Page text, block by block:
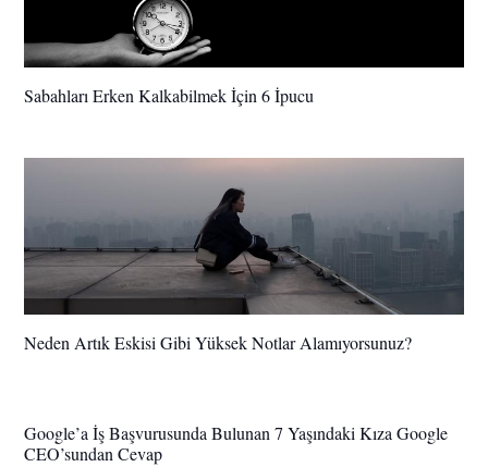
Sabahları Erken Kalkabilmek İçin 6 İpucu
Neden Artık Eskisi Gibi Yüksek Notlar Alamıyorsunuz?
Google’a İş Başvurusunda Bulunan 7 Yaşındaki Kıza Google
CEO’sundan Cevap